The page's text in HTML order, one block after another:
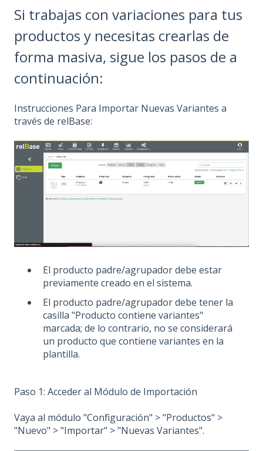
Si trabajas con variaciones para tus
productos y necesitas crearlas de
forma masiva, sigue los pasos de a
continuación:
Instrucciones Para Importar Nuevas Variantes a
través de relBase:
El producto padre/agrupador debe estar
previamente creado en el sistema.
El producto padre/agrupador debe tener la
casilla "Producto contiene variantes"
marcada; de lo contrario, no se considerará
un producto que contiene variantes en la
plantilla.
Paso 1: Acceder al Módulo de Importación
Vaya al módulo "Configuración" > "Productos" >
"Nuevo" > "Importar" > "Nuevas Variantes".